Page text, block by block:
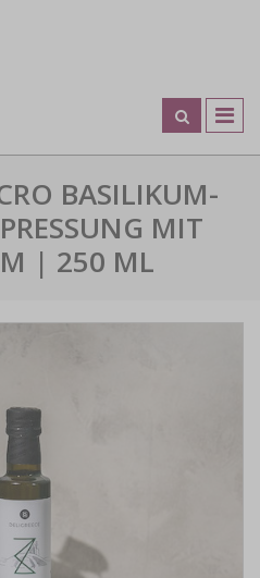
BASILIKUM-
MIT
| 250 ML